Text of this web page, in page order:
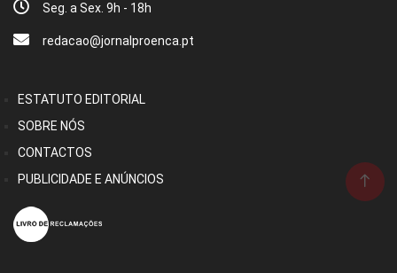
Seg. a Sex. 9h - 18h
redacao@jornalproenca.pt
ESTATUTO EDITORIAL
SOBRE NÓS
CONTACTOS
PUBLICIDADE E ANÚNCIOS